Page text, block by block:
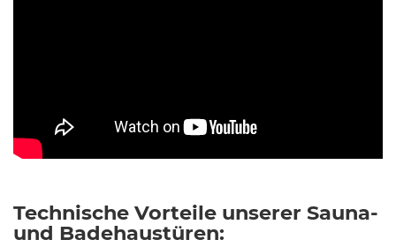
Technische Vorteile unserer Sauna-
und Badehaustüren: